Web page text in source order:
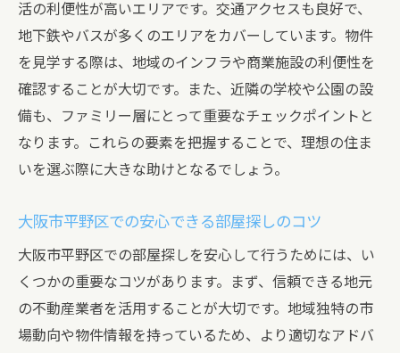
活の利便性が高いエリアです。交通アクセスも良好で、
地下鉄やバスが多くのエリアをカバーしています。物件
を見学する際は、地域のインフラや商業施設の利便性を
確認することが大切です。また、近隣の学校や公園の設
備も、ファミリー層にとって重要なチェックポイントと
なります。これらの要素を把握することで、理想の住ま
いを選ぶ際に大きな助けとなるでしょう。
大阪市平野区での安心できる部屋探しのコツ
大阪市平野区での部屋探しを安心して行うためには、い
くつかの重要なコツがあります。まず、信頼できる地元
の不動産業者を活用することが大切です。地域独特の市
場動向や物件情報を持っているため、より適切なアドバ